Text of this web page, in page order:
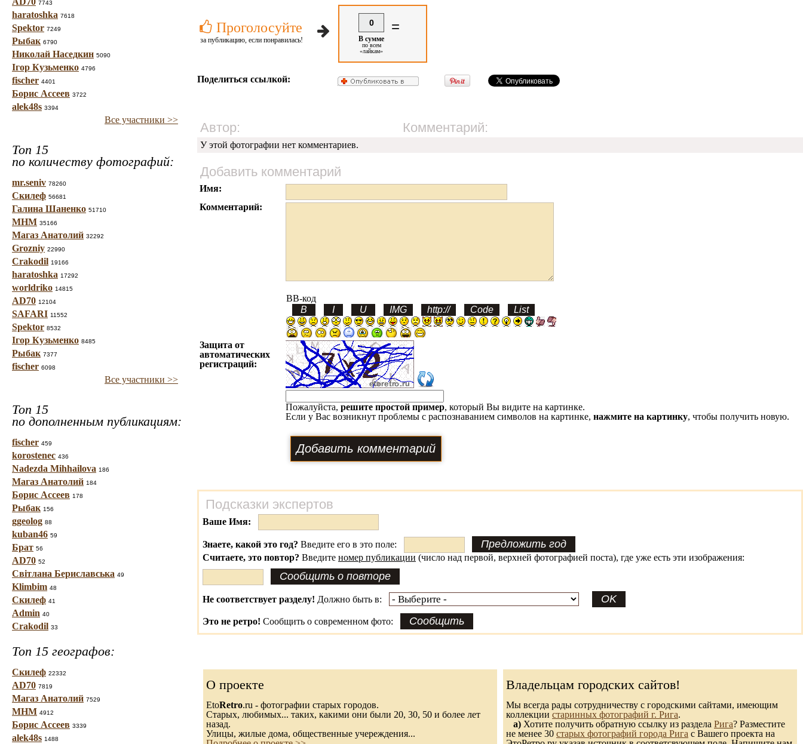
7743
haratoshka 7618
Spektor 7249
Рыбак 6790
Николай Наседкин 5090
Ігор Кузьменко 4796
fischer 4401
Борис Ассеев 3722
alek48s 3394
Все участники >>
Топ 15
по количеству фотографий:
mr.seniv 78260
Скилеф 56681
Галина Шаненко 51710
МНМ 35166
Магаз Анатолий 32292
Grozniy 22990
Crakodil 19166
haratoshka 17292
worldriko 14815
AD70 12104
SAFARI 11552
Spektor 8532
Ігор Кузьменко 8485
Рыбак 7377
fischer 6098
Все участники >>
Топ 15
по дополненным публикациям:
fischer 459
korostenec 436
Nadezda Mihhailova 186
Магаз Анатолий 184
Борис Ассеев 178
Рыбак 156
ggeolog 88
kuban46 59
Брат 56
AD70 52
Світлана Бериславська 49
Klimbim 48
Скилеф 41
Admin 40
Crakodil 33
Топ 15 географов:
Скилеф 22332
AD70 7819
Магаз Анатолий 7529
МНМ 4912
Борис Ассеев 3339
alek48s 1488
Проголосуйте
за публикацию, если понравилась!
0
В сумме
по всем
«лайкам»
=
Поделиться ссылкой:
Автор: Комментарий:
У этой фотографии нет комментариев.
Добавить комментарий
Имя:
Комментарий:
BB-код
Защита от
автоматических
регистраций:
Пожалуйста, решите простой пример, который Вы видите на картинке.
Если у Вас возникнут проблемы с распознаванием символов на картинке, нажмите на картинку, чтобы получить новую.
Подсказки экспертов
Ваше Имя:
Знаете, какой это год? Введите его в это поле:
Считаете, это повтор? Введите номер публикации (число над первой, верхней фотографией поста), где уже есть эти изображения:
Не соответствует разделу! Должно быть в:
Это не ретро! Сообщить о современном фото:
О проекте
EtoRetro.ru - фотографии старых городов.
Старых, любимых... таких, какими они были 20, 30, 50 и более лет
назад.
Улицы, жилые дома, общественные учереждения...
Владельцам городских сайтов!
Мы всегда рады сотрудничеству с городскими сайтами, имеющим
коллекции старинных фотографий г. Рига.
а) Хотите получить обратную ссылку из раздела Рига? Разместите
не менее 30 старых фотографий города Рига с Вашего проекта на